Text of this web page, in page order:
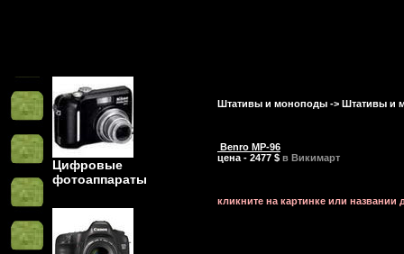
Цифровые
фотоаппараты
Штативы и моноподы -> Штативы и
Benro MP-96
цена - 2477 $ в Викимарт
кликните на картинке или